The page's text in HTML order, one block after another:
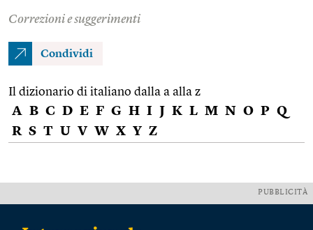
Correzioni e suggerimenti
Condividi
Il dizionario di italiano dalla a alla z
A B C D E F G H I J K L M N O P Q
R S T U V W X Y Z
PUBBLICITÀ